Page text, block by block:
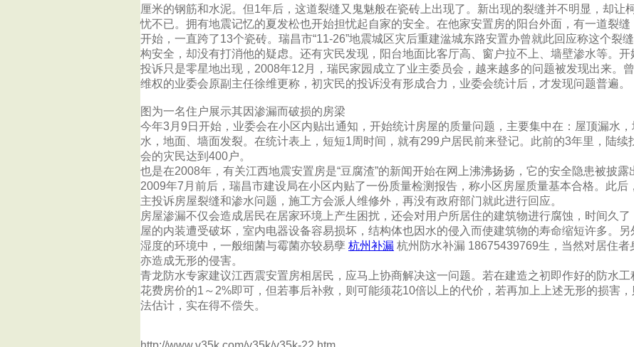
厘米的钢筋和水泥。但1年后，这道裂缝又鬼魅般在瓷砖上出现了。新出现的裂缝并不明显，却让
忧不已。拥有地震记忆的夏发松也开始担忧起自家的安全。在他家安置房的阳台外面，有一道裂缝
开始，一直跨了13个瓷砖。瑞昌市“11-26”地震城区灾后重建湓城东路安置办曾就此回应称这个裂
构安全，却没有打消他的疑虑。还有灾民发现，阳台地面比客厅高、窗户拉不上、墙壁渗水等。开
投诉只是零星地出现，2008年12月，瑞民家园成立了业主委员会，越来越多的问题被发现出来。
维权的业委会原副主任徐维更称，初灾民的投诉没有形成合力，业委会统计后，才发现问题普遍。
图为一名住户展示其因渗漏而破损的房梁
今年3月9日开始，业委会在小区内贴出通知，开始统计房屋的质量问题，主要集中在：屋顶漏水
水，地面、墙面发裂。在统计表上，短短1周时间，就有299户居民前来登记。此前的3年里，陆续
会的灾民达到400户。
也是在2008年，有关江西地震安置房是“豆腐渣”的新闻开始在网上沸沸扬扬，它的安全隐患被披露
2009年7月前后，瑞昌市建设局在小区内贴了一份质量检测报告，称小区房屋质量基本合格。此后
主投诉房屋裂缝和渗水问题，施工方会派人维修外，再没有政府部门就此进行回应。
房屋渗漏不仅会造成居民在居家环境上产生困扰，还会对用户所居住的建筑物进行腐蚀，时间久了
屋的内装遭受破坏，室内电器设备容易损坏，结构体也因水的侵入而使建筑物的寿命缩短许多。另
湿度的环境中，一般细菌与霉菌亦较易孽 杭州补漏 杭州防水补漏 18675439769生，当然对居住者
亦造成无形的侵害。
青龙防水专家建议江西震安置房相居民，应马上协商解决这一问题。若在建造之初即作好的防水工
花费房价的1～2%即可，但若事后补救，则可能须花10倍以上的代价，若再加上上述无形的损害
法估计，实在得不偿失。